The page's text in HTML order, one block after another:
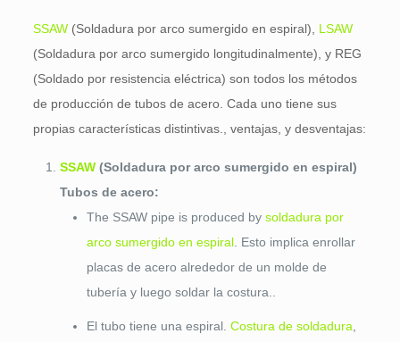
SSAW(Soldadura por arco sumergido en espiral), LSAW
(Soldadura por arco sumergido longitudinalmente), y REG
(Soldado por resistencia eléctrica) son todos los métodos
de producción de tubos de acero. Cada uno tiene sus
propias características distintivas., ventajas, y desventajas:
SSAW(Soldadura por arco sumergido en espiral)
Tubos de acero:
The SSAW pipe is produced by soldadura por
arco sumergido en espiral. Esto implica enrollar
placas de acero alrededor de un molde de
tubería y luego soldar la costura..
El tubo tiene una espiral. Costura de soldadura